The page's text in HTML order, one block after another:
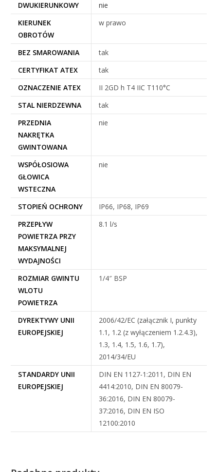
DWUKIERUNKOWY
nie
KIERUNEK
OBROTÓW
w prawo
BEZ SMAROWANIA
tak
CERTYFIKAT ATEX
tak
OZNACZENIE ATEX
II 2GD h T4 IIC T110°C
STAL NIERDZEWNA
tak
PRZEDNIA
NAKRĘTKA
GWINTOWANA
nie
WSPÓŁOSIOWA
GŁOWICA
WSTECZNA
nie
STOPIEŃ OCHRONY
IP66, IP68, IP69
PRZEPŁYW
POWIETRZA PRZY
MAKSYMALNEJ
WYDAJNOŚCI
8.1 l/s
ROZMIAR GWINTU
WLOTU
POWIETRZA
1/4″ BSP
DYREKTYWY UNII
EUROPEJSKIEJ
2006/42/EC (załącznik I, punkty
1.1, 1.2 (z wyłączeniem 1.2.4.3),
1.3, 1.4, 1.5, 1.6, 1.7),
2014/34/EU
STANDARDY UNII
EUROPEJSKIEJ
DIN EN 1127-1:2011, DIN EN
4414:2010, DIN EN 80079-
36:2016, DIN EN 80079-
37:2016, DIN EN ISO
12100:2010